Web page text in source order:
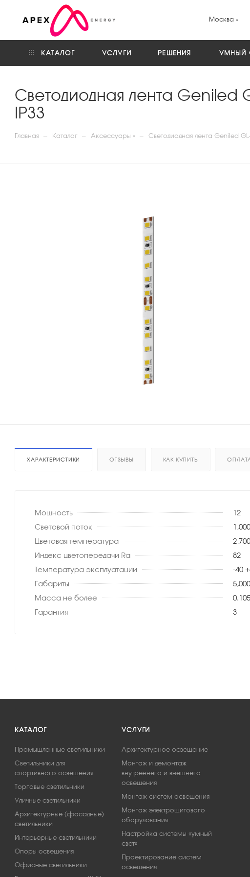
Москва
КАТАЛОГ УСЛУГИ РЕШЕНИЯ УМНЫЙ
Светодиодная лента Geniled
IP33
Главная — Каталог — Аксессуары — Светодиодная лента Geniled
ХАРАКТЕРИСТИКИ ОТЗЫВЫ КАК КУПИТЬ
Мощность
12
Световой поток
1,000
Цветовая температура
2,700
Индекс цветопередачи Ra
82
Температура эксплуатации
-40
Габариты
Масса не более
0.105
Гарантия
3
КАТАЛОГ
Промышленные светильники
Светильники для
спортивного освещения
Торговые светильники
Уличные светильники
Архитектурные (фасадные)
светильники
Интерьерные светильники
Опоры освещения
Офисные светильники
УСЛУГИ
Архитектурное освещение
Монтаж и демонтаж
внутреннего и внешнего
освещения
Монтаж систем освещения
Монтаж электрощитового
оборудования
Настройка системы «умный
свет»
Проектирование систем
освещения